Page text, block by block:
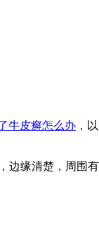
牛皮癣怎么办 ，
缘清楚，周围